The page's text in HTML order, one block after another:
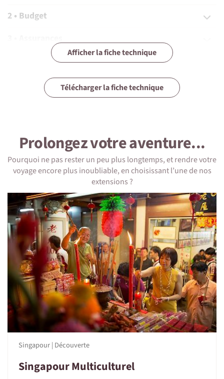
2 • Budget
4 • Equipement
5 • Formalités et santé
1 • Détails du voyage
Niveau physique et préparation
Voyage de niveau très tranquille.
On sera combien ?
De 2 à 10 personnes.
On dort où ?
Hôtels confortables.
Attention, le supplément chambre individuelle est
obligatoire si il n'est pas possible de partager la chambre
avec une autre participante.
Liste des hébergements (sous réserve de disponibilité) :
Afficher la fiche technique
Télécharger la fiche technique
Prolongez votre aventure...
Pourquoi ne pas rester un peu plus longtemps, et rendre votre
voyage encore plus inoubliable, en choisissant l’une de nos
extensions ?
Singapour | Découverte
Singapour Multiculturel